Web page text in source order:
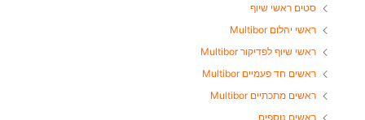
סטים ראשי שיוף
ראשי יהלום Multibor
ראשי שיוף לפדיקור Multibor
ראשים חד פעמיים Multibor
ראשים מתכתיים Multibor
ראשים נוספים